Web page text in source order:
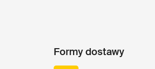
Formy dostawy